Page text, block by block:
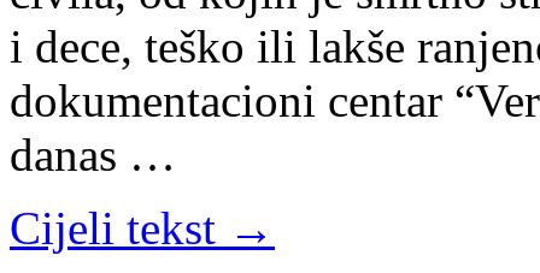
i dece, teško ili lakše
dokumentacioni centar
danas …
Cijeli tekst →